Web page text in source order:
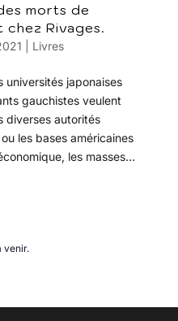
morts de
chez Rivages.
Livres
universités japonaises
gauchistes veulent
diverses autorités
les bases américaines
les masses...
venir.